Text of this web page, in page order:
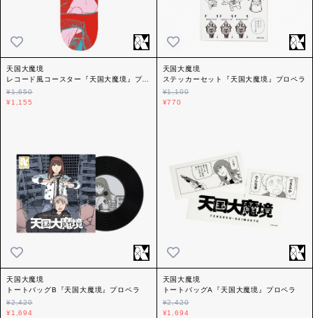
天国大魔境
レコード風コースター『天国大魔境』プロ
ペラ
¥1,650
¥1,155
天国大魔境
ステッカーセット『天国大魔境』プロペラ
¥1,100
¥770
天国大魔境
トートバッグB『天国大魔境』プロペラ
¥2,420
¥1,694
天国大魔境
トートバッグA『天国大魔境』プロペラ
¥2,420
¥1,694